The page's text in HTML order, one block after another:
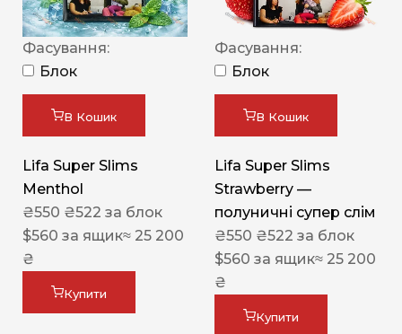
Фасування:
Блок
В Кошик
Lifa Super Slims
Menthol
₴550 ₴522 за блок
$560 за ящик≈ 25 200
₴
Купити
Фасування:
Блок
В Кошик
Lifa Super Slims
Strawberry —
полуничні супер слім
₴550 ₴522 за блок
$560 за ящик≈ 25 200
₴
Купити